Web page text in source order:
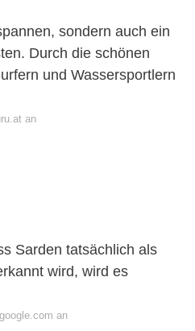
sondern auch ein
Durch die schönen
und Wassersportlern
an
Sarden tatsächlich als
wird, wird es
an